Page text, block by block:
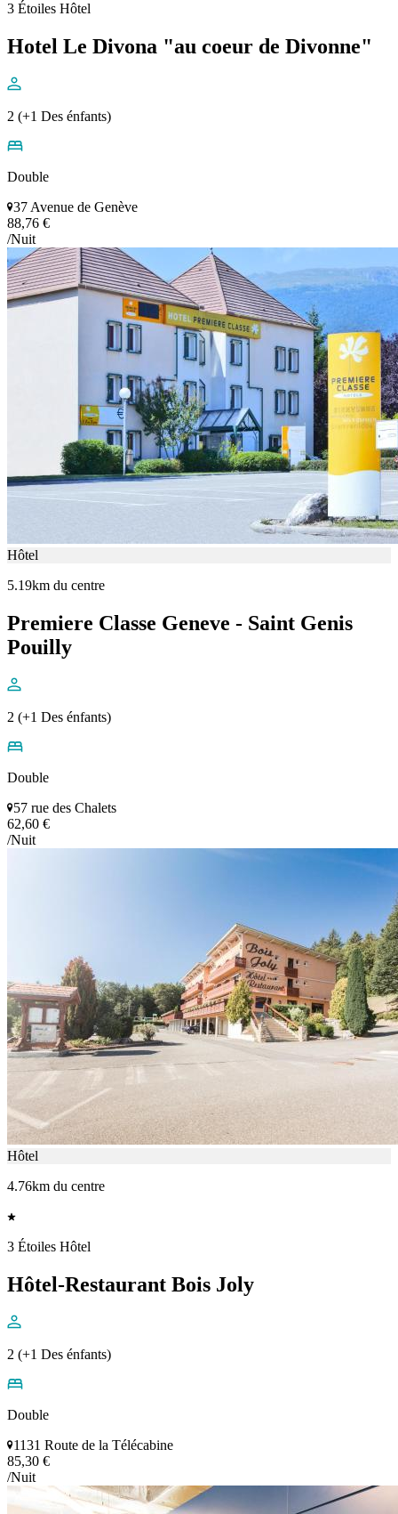
3 Étoiles Hôtel
Hotel Le Divona "au coeur de Divonne"
2 (+1 Des énfants)
Double
37 Avenue de Genève
88,76 €
/Nuit
Hôtel
5.19km du centre
Premiere Classe Geneve - Saint Genis
Pouilly
2 (+1 Des énfants)
Double
57 rue des Chalets
62,60 €
/Nuit
Hôtel
4.76km du centre
3 Étoiles Hôtel
Hôtel-Restaurant Bois Joly
2 (+1 Des énfants)
Double
1131 Route de la Télécabine
85,30 €
/Nuit